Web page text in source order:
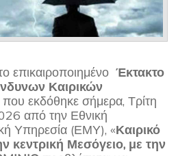
επικαιροποιημένοΈκτακτο
Καιρικών
που εκδόθηκε σήμερα, Τρίτη
από την Εθνική
Υπηρεσία (ΕΜΥ), «Καιρικό
κεντρική Μεσόγειο, με την